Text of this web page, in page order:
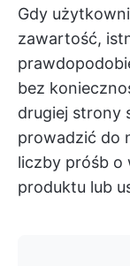
Gdy
zawartość,
bez
drugiej strony
prowadzić do
liczby próśb o
produktu lub